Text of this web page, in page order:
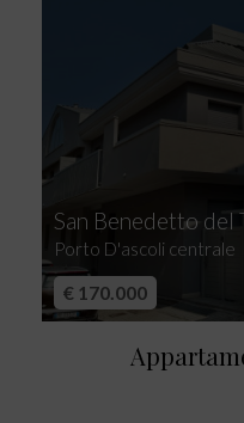
San Benedetto del
Porto D'ascoli centrale
€ 170.000